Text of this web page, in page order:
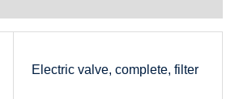
Electric valve, complete, filter